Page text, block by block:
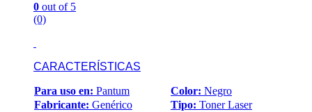
0 out of 5
(0)
CARACTERÍSTICAS
Para uso en: Pantum Color: Negro
Fabricante: Genérico Tipo: Toner Laser